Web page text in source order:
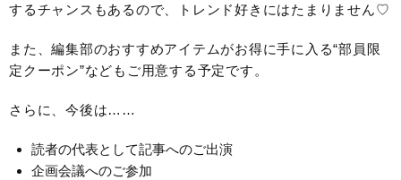
するチャンスもあるので、トレンド好きにはたまりません♡
また、編集部のおすすめアイテムがお得に手に入る“部員限
定クーポン”などもご用意する予定です。
さらに、今後は……
読者の代表として記事へのご出演
企画会議へのご参加